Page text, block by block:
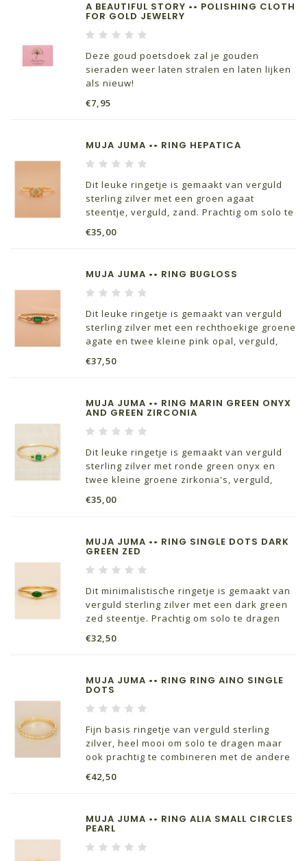
A BEAUTIFUL STORY •• POLISHING CLOTH
FOR GOLD JEWELRY
Deze goud poetsdoek zal je gouden
sieraden weer laten stralen en laten lijken
als nieuw!
€7,95
MUJA JUMA •• RING HEPATICA
Dit leuke ringetje is gemaakt van verguld
sterling zilver met een groen agaat
steentje, verguld, zand. Prachtig om solo te
een van de andere ringetjes uit de collectie
€35,00
MUJA JUMA •• RING BUGLOSS
Dit leuke ringetje is gemaakt van verguld
sterling zilver met een rechthoekige groene
agate en twee kleine pink opal, verguld,
mooi in combinatie met een van de andere
€37,50
MUJA JUMA •• RING MARIN GREEN ONYX
AND GREEN ZIRCONIA
Dit leuke ringetje is gemaakt van verguld
sterling zilver met ronde green onyx en
twee kleine groene zirkonia's, verguld,
mooi in combinatie met een van de andere
€35,00
MUJA JUMA •• RING SINGLE DOTS DARK
GREEN ZED
Dit minimalistische ringetje is gemaakt van
verguld sterling zilver met een dark green
zed steentje. Prachtig om solo te dragen
de andere ringetjes uit de collectie van
€32,50
MUJA JUMA •• RING RING AINO SINGLE
DOTS
Fijn basis ringetje van verguld sterling
zilver, heel mooi om solo te dragen maar
ook prachtig te combineren met de andere
€42,50
MUJA JUMA •• RING ALIA SMALL CIRCLES
PEARL